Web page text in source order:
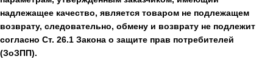
надлежащее качество, является товаром не подлежащем
возврату, следовательно, обмену и возврату не подлежит
согласно Ст. 26.1 Закона о защите прав потребителей
(ЗоЗПП).